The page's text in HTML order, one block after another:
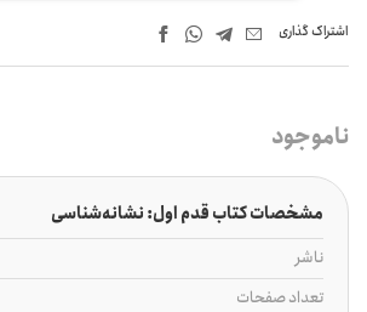
اشتراک‌ گذاری
ناموجود
مشخصات کتاب قدم اول: نشانه‌شناسی
ناشر
تعداد صفحات